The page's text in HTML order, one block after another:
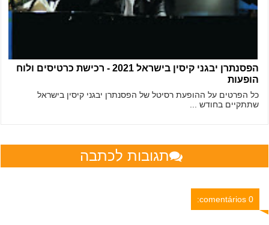
הפסנתרן יבגני קיסין בישראל 2021 - רכישת כרטיסים ולוח
הופעות
כל הפרטים על ההופעת רסיטל של הפסנתרן יבגני קיסין בישראל
שתתקיים בחודש ...
תגובות לכתבה
0 comentários: